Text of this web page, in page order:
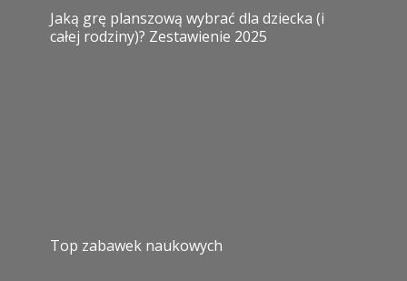
Jaką grę planszową wybrać dla dziecka (i
całej rodziny)? Zestawienie 2025
Top zabawek naukowych